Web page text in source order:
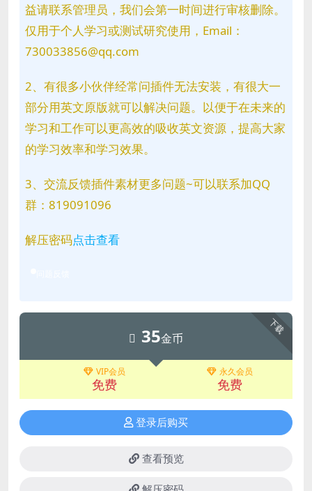
益请联系管理员，我们会第一时间进行审核删除。
仅用于个人学习或测试研究使用，Email：
730033856@qq.com
2、有很多小伙伴经常问插件无法安装，有很大一
部分用英文原版就可以解决问题。以便于在未来的
学习和工作可以更高效的吸收英文资源，提高大家
的学习效率和学习效果。
3、交流反馈插件素材更多问题~可以联系加QQ
群：819091096
解压密码点击查看
下载
35金币
VIP会员
免费
永久会员
免费
登录后购买
查看预览